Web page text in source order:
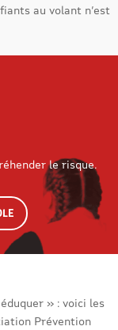
au volant n’est
le risque.
» : voici les
Prévention